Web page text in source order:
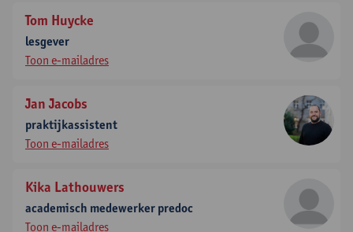
Tom Huycke
lesgever
Toon e-mailadres
Jan Jacobs
praktijkassistent
Toon e-mailadres
Kika Lathouwers
academisch medewerker predoc
Toon e-mailadres